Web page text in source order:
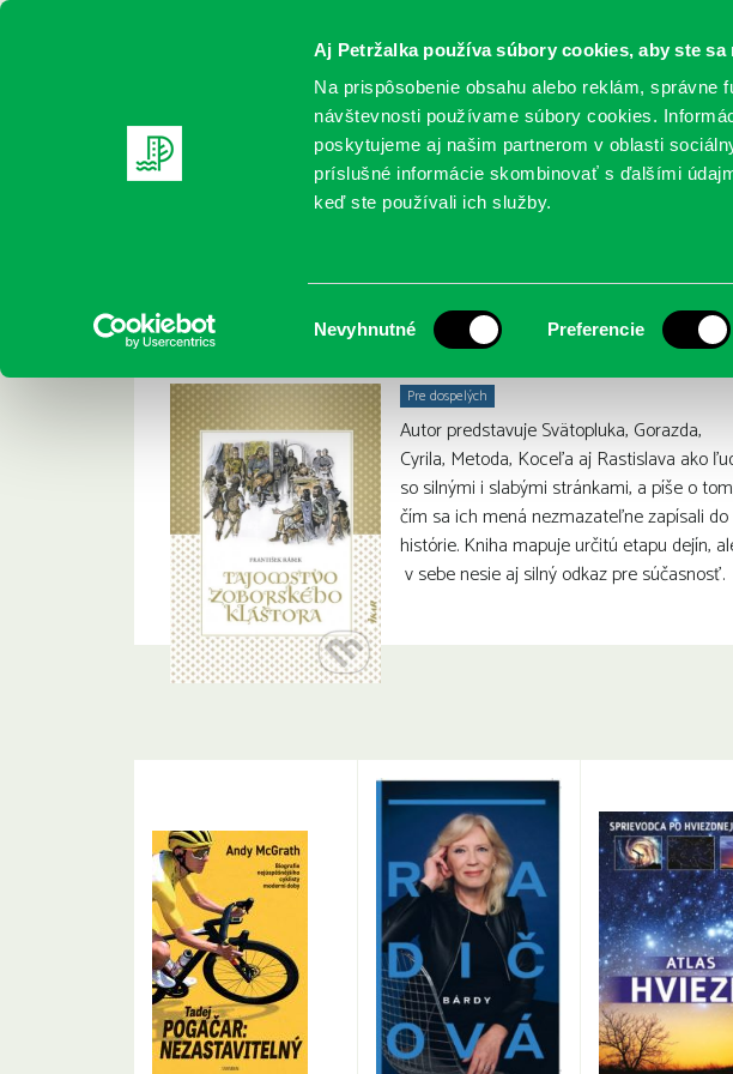
Aj Petržalka používa súbory cookies, aby ste
Na prispôsobenie obsahu alebo reklám, správne
návštevnosti používame súbory cookies.
poskytujeme aj našim partnerom v oblasti
príslušné informácie skombinovať s ďalšími
keď ste používali ich služby.
súhlasu
Nevyhnutné Preferencie
REGISTRUJTE SA ONLINE KATALÓGY SLUŽBY
Rábek, František:
Pre dospelých
Autor predstavuje Svätopluka, Gorazda,
Cyrila, Metoda, Koceľa aj Rastislava ako
so silnými i slabými stránkami, a píše o
čím sa ich mená nezmazateľne zapísali do
histórie. Kniha mapuje určitú etapu dejín,
v sebe nesie aj silný odkaz pre súčasnosť.